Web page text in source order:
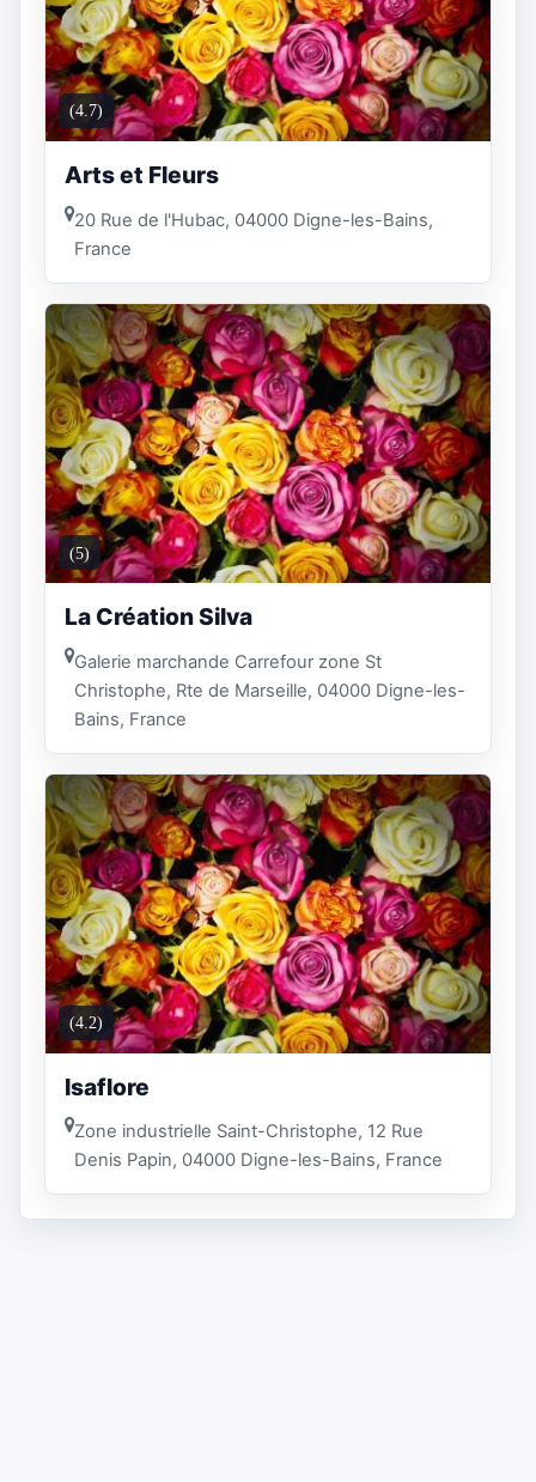
(4.7)
Arts et Fleurs
20 Rue de l'Hubac, 04000 Digne-les-Bains,
France
(5)
La Création Silva
Galerie marchande Carrefour zone St
Christophe, Rte de Marseille, 04000 Digne-les-
Bains, France
(4.2)
Isaflore
Zone industrielle Saint-Christophe, 12 Rue
Denis Papin, 04000 Digne-les-Bains, France